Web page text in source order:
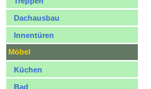
Dachausbau
Innentüren
Möbel
Küchen
Bad